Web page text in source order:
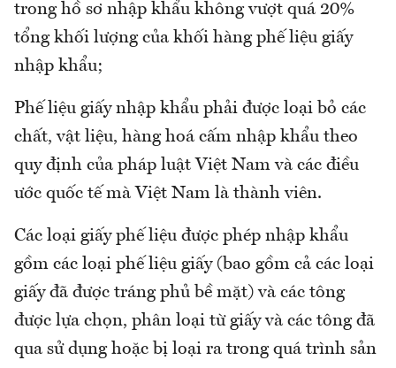
trong hồ sơ nhập khẩu không vượt quá 20%
tổng khối lượng của khối hàng phế liệu giấy
nhập khẩu;
Phế liệu giấy nhập khẩu phải được loại bỏ các
chất, vật liệu, hàng hoá cấm nhập khẩu theo
quy định của pháp luật Việt Nam và các điều
ước quốc tế mà Việt Nam là thành viên.
Các loại giấy phế liệu được phép nhập khẩu
gồm các loại phế liệu giấy (bao gồm cả các loại
giấy đã được tráng phủ bề mặt) và các tông
được lựa chọn, phân loại từ giấy và các tông đã
qua sử dụng hoặc bị loại ra trong quá trình sản